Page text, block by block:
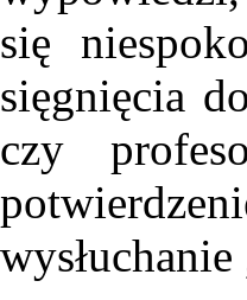
się
sięgnięcia
czy